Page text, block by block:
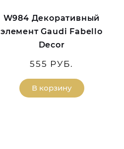
W984 Декоративный
элемент Gaudi Fabello
Decor
555 РУБ.
В корзину